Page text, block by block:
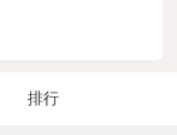
排行